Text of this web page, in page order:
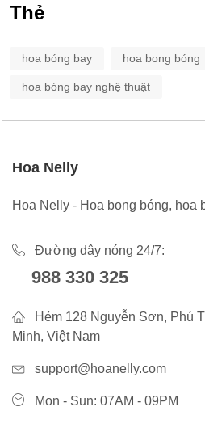
Thẻ
hoa bóng bay hoa bong bóng
hoa bóng bay nghệ thuật
Hoa Nelly
Hoa Nelly - Hoa bong bóng, hoa
Đường dây nóng 24/7:
988 330 325
Hẻm 128 Nguyễn Sơn, Phú
Minh, Việt Nam
support@hoanelly.com
Mon - Sun: 07AM - 09PM